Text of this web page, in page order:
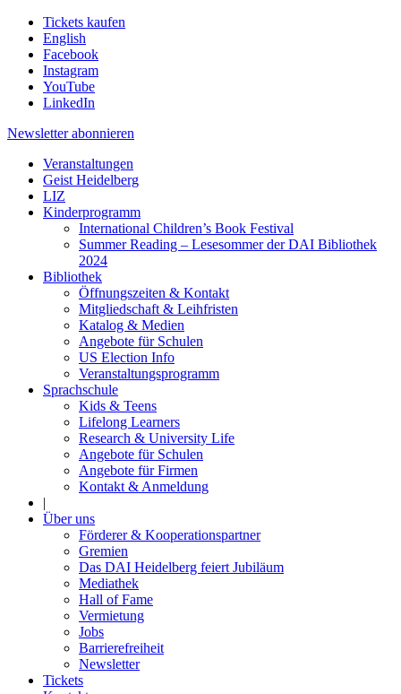
Tickets kaufen
English
Facebook
Instagram
YouTube
LinkedIn
Newsletter abonnieren
Veranstaltungen
Geist Heidelberg
LIZ
Kinderprogramm
International Children’s Book Festival
Summer Reading – Lesesommer der DAI Bibliothek
2024
Bibliothek
Öffnungszeiten & Kontakt
Mitgliedschaft & Leihfristen
Katalog & Medien
Angebote für Schulen
US Election Info
Veranstaltungsprogramm
Sprachschule
Kids & Teens
Lifelong Learners
Research & University Life
Angebote für Schulen
Angebote für Firmen
Kontakt & Anmeldung
|
Über uns
Förderer & Kooperationspartner
Gremien
Das DAI Heidelberg feiert Jubiläum
Mediathek
Hall of Fame
Vermietung
Jobs
Barrierefreiheit
Newsletter
Tickets